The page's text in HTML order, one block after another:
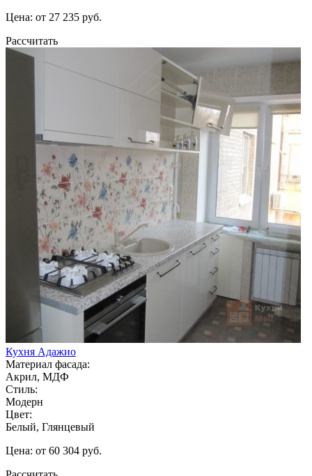
Цена: от 27 235 руб.
Рассчитать
Кухня Адажио
Материал фасада:
Акрил, МДФ
Стиль:
Модерн
Цвет:
Белый, Глянцевый
Цена: от 60 304 руб.